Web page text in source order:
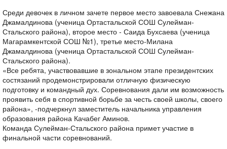
Среди девочек в личном зачете первое место завоевала Снежана
Джамалдинова (ученица Ортастальской СОШ Сулейман-
Стальского района), второе место - Саида Бухсаева (ученица
Магарамкентской СОШ №1), третье место-Милана
Джамалдинова (ученица Ортастальской СОШ Сулейман-
Стальского района).
«Все ребята, участвовавшие в зональном этапе президентских
состязаний продемонстрировали отличную физическую
подготовку и командный дух. Соревнования дали им возможность
проявить себя в спортивной борьбе за честь своей школы, своего
района», -подчеркнул заместитель начальника управления
образования района Качабег Аминов.
Команда Сулейман-Стальского района примет участие в
финальной части соревнований.